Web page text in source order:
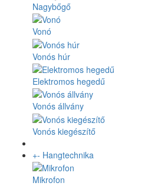
Nagybőgő
Vonó
Vonós húr
Elektromos hegedű
Vonós állvány
Vonós kiegészítő
+- Hangtechnika
Mikrofon